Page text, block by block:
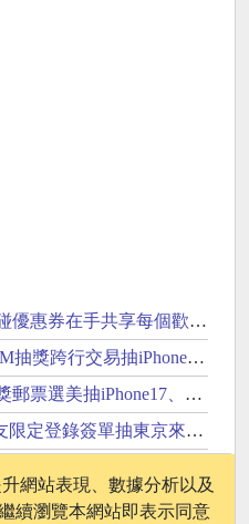
在手共享每個歡樂時刻天天優惠價
跨行交易抽iPhone，MacBook
選美抽iPhone17、Switch2
簽單抽東京來回機票、 Switch2
網站表現、數據分析以及
續瀏覽本網站即表示同意